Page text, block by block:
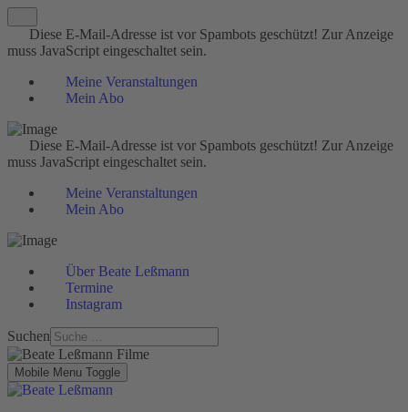
Diese E-Mail-Adresse ist vor Spambots geschützt! Zur Anzeige
muss JavaScript eingeschaltet sein.
Meine Veranstaltungen
Mein Abo
Diese E-Mail-Adresse ist vor Spambots geschützt! Zur Anzeige
muss JavaScript eingeschaltet sein.
Meine Veranstaltungen
Mein Abo
Über Beate Leßmann
Termine
Instagram
Suchen
Mobile Menu Toggle